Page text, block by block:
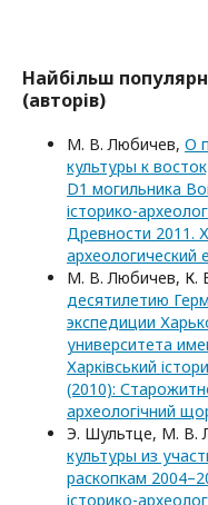
Найбільш
(авторів)
М. В. Любичев, О
культуры к
D1 могильника
історико-
Древности 2011.
археологический
М. В. Любичев, К.
десятилетию
экспедиции
университета
Харківський
(2010):
археологічний
Э. Шультце, М. В.
культуры из
раскопкам
історико-